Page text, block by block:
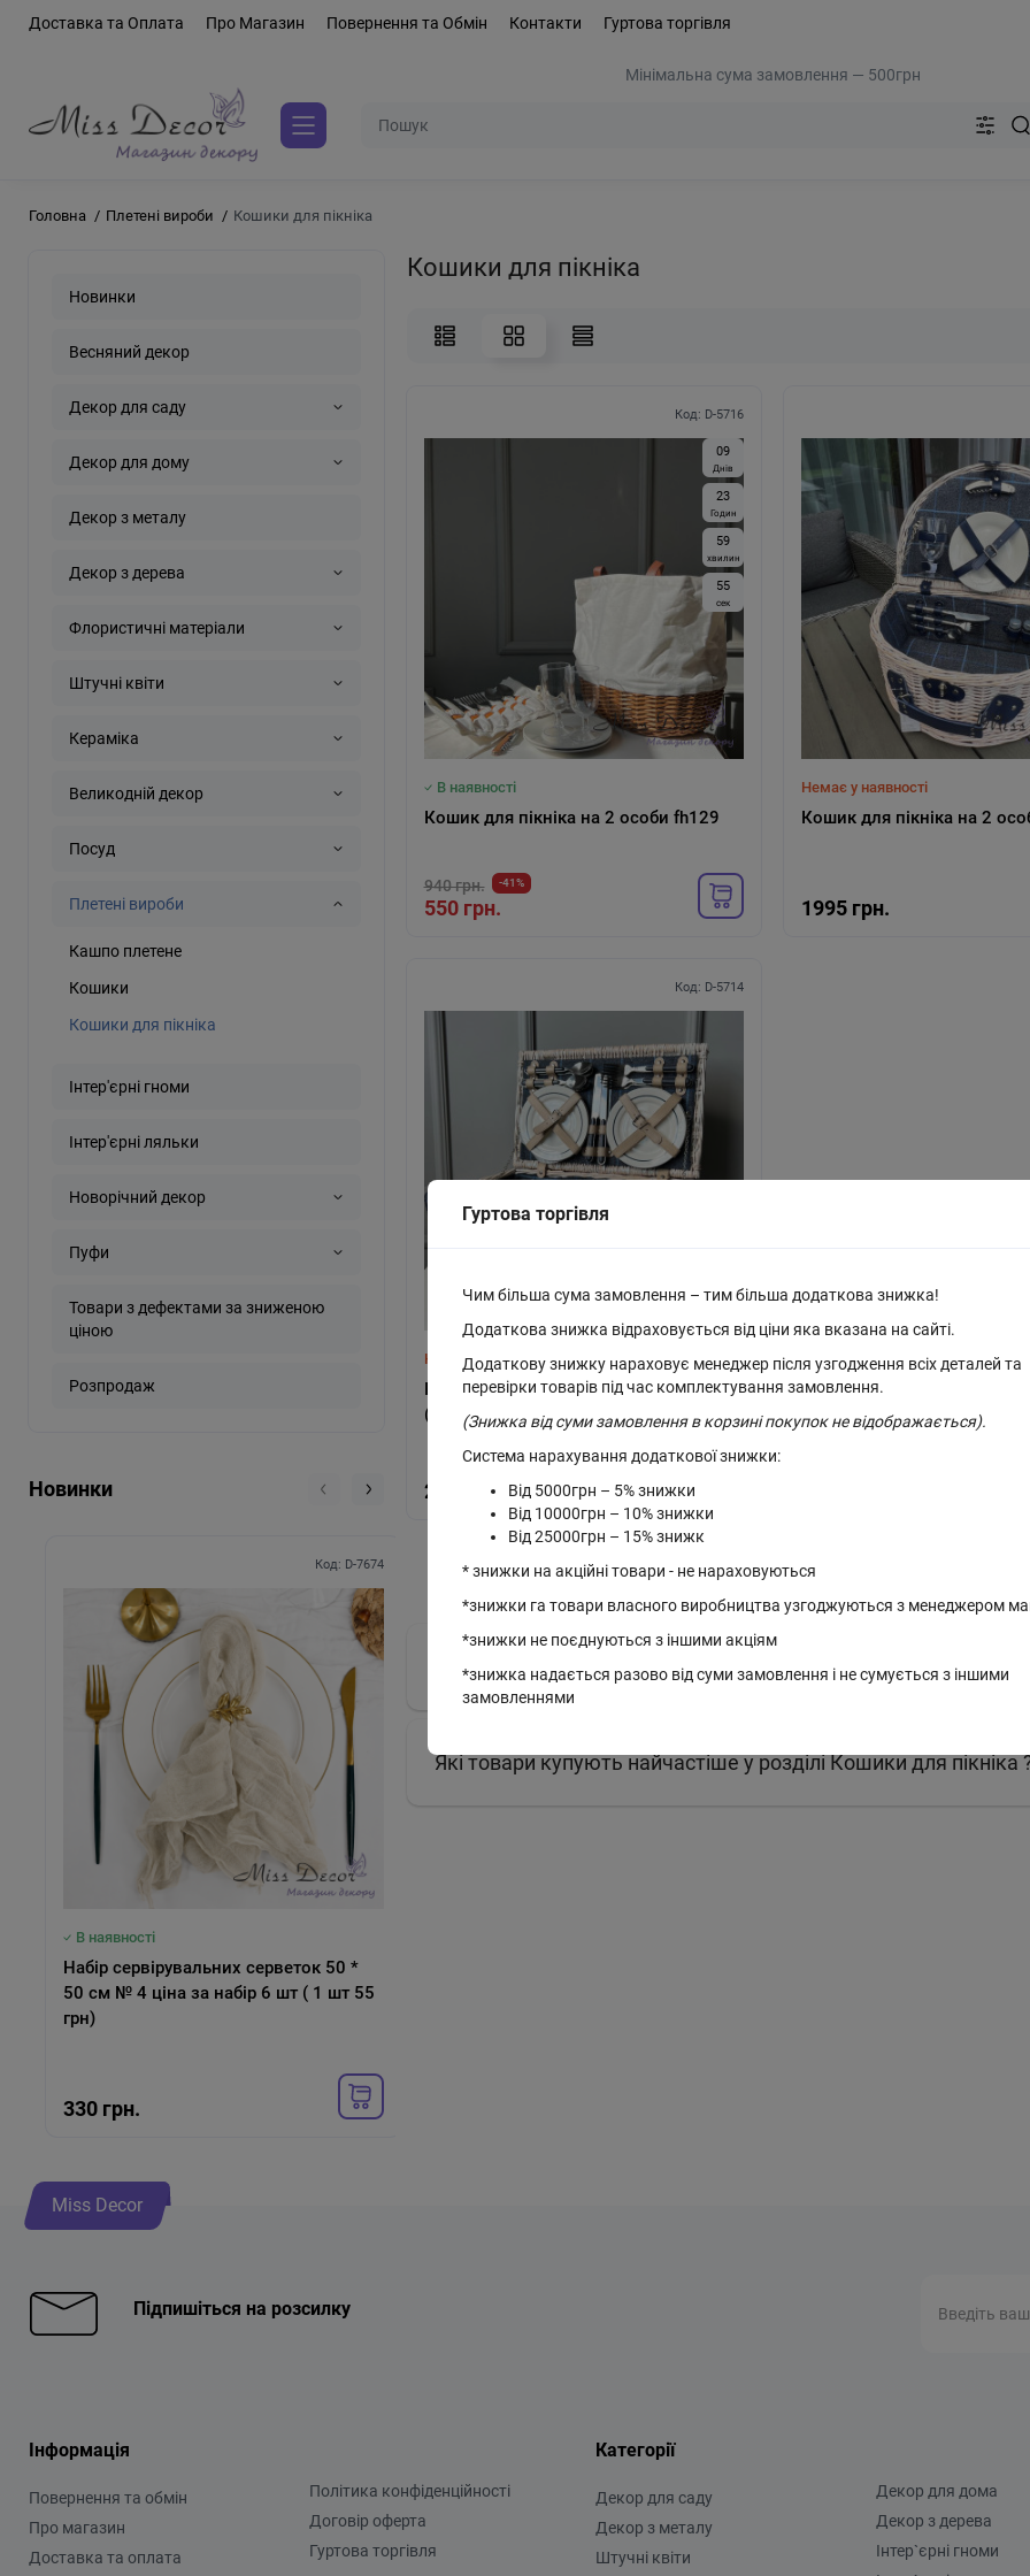
Доставка та Оплата Про Магазин Повернення та Обмін Контакти Гуртова торгівля
Мінімальна сума замовлення — 500грн
Головна Плетені вироби Кошики для пікніка
Новинки
Весняний декор
Декор для саду
Декор для дому
Декор з металу
Декор з дерева
Флористичні матеріали
Штучні квіти
Кераміка
Великодній декор
Посуд
Плетені вироби
Кашпо плетене
Кошики
Кошики для пікніка
Інтер'єрні гноми
Інтер'єрні ляльки
Новорічний декор
Пуфи
Товари з дефектами за зниженою
ціною
Розпродаж
Новинки
Код: D-7674
В наявності
Набір сервірувальних серветок 50 *
50 см № 4 ціна за набір 6 шт ( 1 шт 55
грн)
330 грн.
Код: D-7673
Кошики для пікніка
Код: D-5716
09
Днів
23
Годин
59
хвилин
54
сек
В наявності
Кошик для пікніка на 2 особи fh129
940 грн. -41%
550 грн.
Немає у наявності
Кошик для пікніка на 2
1995 грн.
Код: D-5714
Немає у наявності
Кошик для пікніка на 4 особи білий
(kf-1803)
2714 грн.
Найчастіші питання у
Які нові товари у розділі Кошики для пікніка ?
Які товари купують найчастіше у розділі Кошики для пікніка
Miss Decor
Підпишіться на розсилку
Інформація
Повернення та обмін
Про магазин
Доставка та оплата
Політика конфіденційності
Договір оферта
Гуртова торгівля
Категорії
Декор для саду
Декор з металу
Штучні квіти
Декор для дома
Декор з дерева
Інтер`єрні гноми
Гуртова торгівля
Чим більша сума замовлення – тим більша додаткова знижка!
Додаткова знижка відраховується від ціни яка вказана на сайті.
Додаткову знижку нараховує менеджер після узгодження всіх деталей та
перевірки товарів під час комплектування замовлення.
(Знижка від суми замовлення в корзині покупок не відображається).
Система нарахування додаткової знижки:
Від 5000грн – 5% знижки
Від 10000грн – 10% знижки
Від 25000грн – 15% знижк
* знижки на акційні товари - не нараховуються
*знижки га товари власного виробництва узгоджуються з менеджером
*знижки не поєднуються з іншими акціям
*знижка надається разово від суми замовлення і не сумується з іншими
замовленнями